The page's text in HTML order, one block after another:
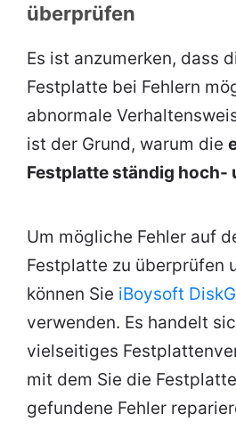
überprüfen
Es ist anzumerken, dass
Festplatte bei Fehlern
abnormale
ist der Grund, warum die
Festplatte ständig
Um mögliche Fehler auf
Festplatte zu überprüfen
können Sie iBoysoft
verwenden. Es handelt
vielseitiges
mit dem Sie die
gefundene Fehler